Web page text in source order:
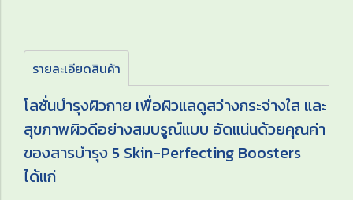
รายละเอียดสินค้า
โลชั่นบำรุงผิวกาย เพื่อผิวแลดูสว่างกระจ่างใส และ
สุขภาพผิวดีอย่างสมบรูณ์แบบ อัดแน่นด้วยคุณค่า
ของสารบำรุง 5 Skin-Perfecting Boosters
ได้แก่